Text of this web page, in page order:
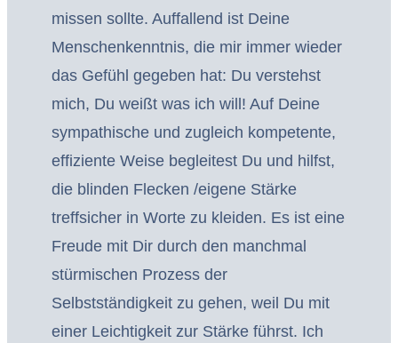
missen sollte. Auffallend ist Deine
Menschenkenntnis, die mir immer wieder
das Gefühl gegeben hat: Du verstehst
mich, Du weißt was ich will! Auf Deine
sympathische und zugleich kompetente,
effiziente Weise begleitest Du und hilfst,
die blinden Flecken /eigene Stärke
treffsicher in Worte zu kleiden. Es ist eine
Freude mit Dir durch den manchmal
stürmischen Prozess der
Selbstständigkeit zu gehen, weil Du mit
einer Leichtigkeit zur Stärke führst. Ich